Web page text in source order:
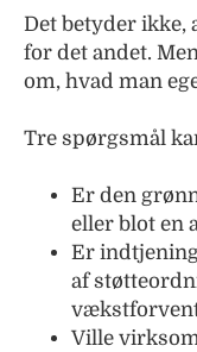
Det betyder ikke,
for det andet.
om, hvad man
Tre spørgsmål
Er den
eller blot en
Er
af
Ville